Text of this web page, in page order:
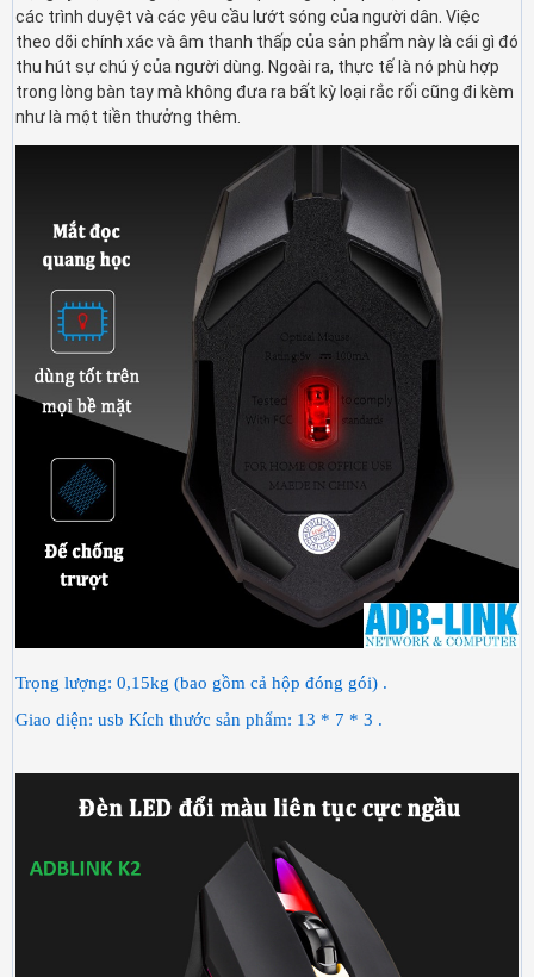
các trình duyệt và các yêu cầu lướt sóng của người dân. Việc
theo dõi chính xác và âm thanh thấp của sản phẩm này là cái gì đó
thu hút sự chú ý của người dùng. Ngoài ra, thực tế là nó phù hợp
trong lòng bàn tay mà không đưa ra bất kỳ loại rắc rối cũng đi kèm
như là một tiền thưởng thêm.
Trọng lượng: 0,15kg (bao gồm cả hộp đóng gói) .
Giao diện: usb Kích thước sản phẩm: 13 * 7 * 3 .